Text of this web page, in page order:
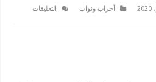
أحزاب ونواب التعليقات